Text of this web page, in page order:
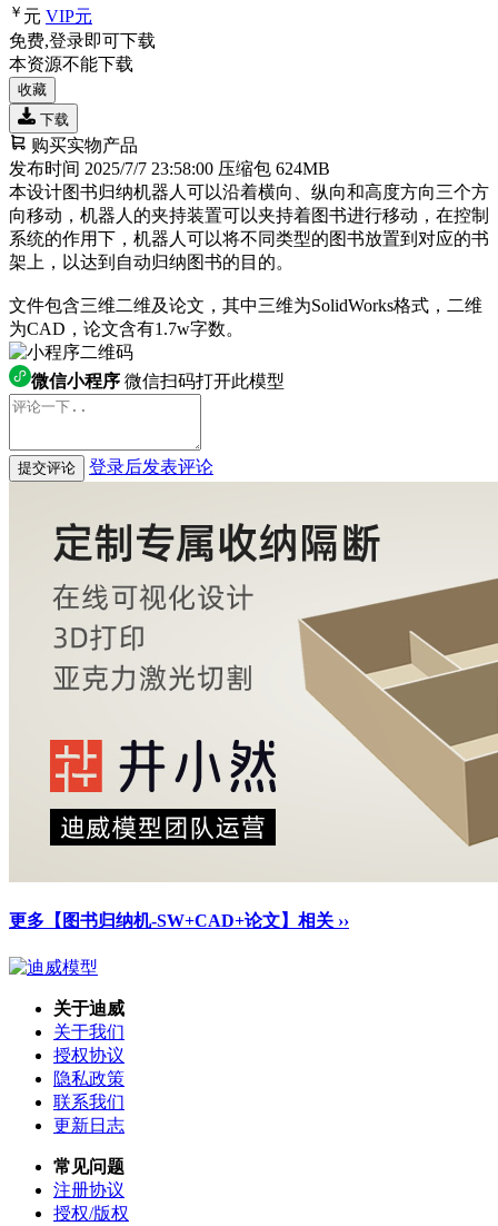
￥ 元 VIP元
免费,登录即可下载
本资源不能下载
收藏
下载
购买实物产品
发布时间 2025/7/7 23:58:00 压缩包 624MB
本设计图书归纳机器人可以沿着横向、纵向和高度方向三个方
向移动，机器人的夹持装置可以夹持着图书进行移动，在控制
系统的作用下，机器人可以将不同类型的图书放置到对应的书
架上，以达到自动归纳图书的目的。
文件包含三维二维及论文，其中三维为SolidWorks格式，二维
为CAD，论文含有1.7w字数。
微信小程序 微信扫码打开此模型
提交评论 登录后发表评论
更多【图书归纳机-SW+CAD+论文】相关 ››
关于迪威
关于我们
授权协议
隐私政策
联系我们
更新日志
常见问题
注册协议
授权/版权